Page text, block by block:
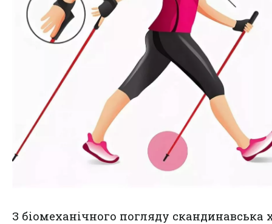
З біомеханічного погляду скандинавська